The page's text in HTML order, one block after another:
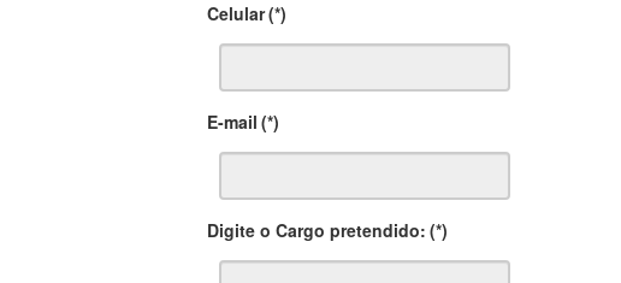
Celular(*)
E-mail (*)
Digite o Cargo pretendido: (*)